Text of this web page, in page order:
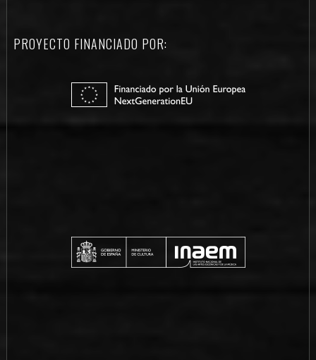
PROYECTO FINANCIADO POR: